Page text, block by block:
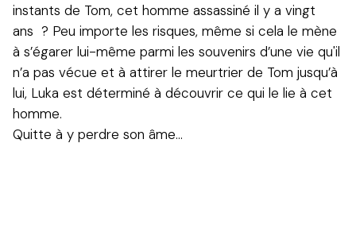
instants de Tom, cet homme assassiné il y a vingt
ans ? Peu importe les risques, même si cela le mène
à s’égarer lui-même parmi les souvenirs d’une vie qu'il
n’a pas vécue et à attirer le meurtrier de Tom jusqu’à
lui, Luka est déterminé à découvrir ce qui le lie à cet
homme.
Quitte à y perdre son âme…